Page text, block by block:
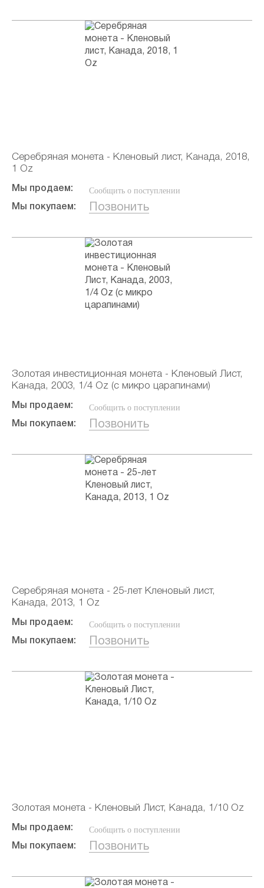
Серебряная монета - Кленовый лист, Канада, 2018,
1 Oz
Мы продаем: Сообщить о поступлении
Мы покупаем: Позвонить
Золотая инвестиционная монета - Кленовый Лист,
Канада, 2003, 1/4 Oz (с микро царапинами)
Мы продаем: Сообщить о поступлении
Мы покупаем: Позвонить
Серебряная монета - 25-лет Кленовый лист,
Канада, 2013, 1 Oz
Мы продаем: Сообщить о поступлении
Мы покупаем: Позвонить
Золотая монета - Кленовый Лист, Канада, 1/10 Oz
Мы продаем: Сообщить о поступлении
Мы покупаем: Позвонить